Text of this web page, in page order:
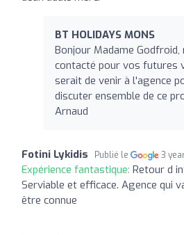
BT HOLIDAYS MONS
Bonjour Madame
contacté pour vos futures
serait de venir à l'agence
discuter ensemble de ce
Arnaud
Fotini Lykidis Publié le 3
Expérience fantastique: Retour d
Serviable et efficace. Agence qui
être connue